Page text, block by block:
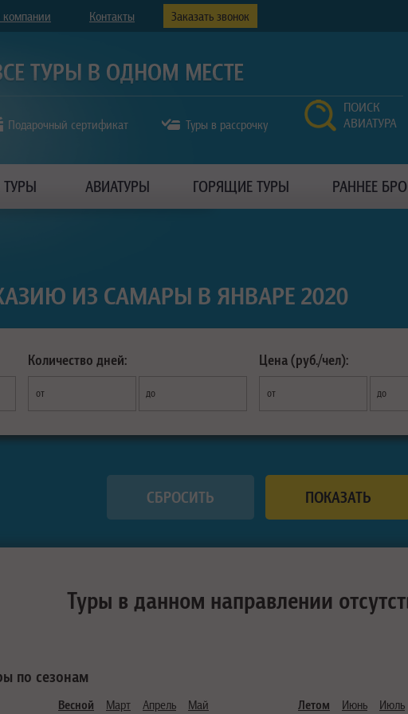
Контакты Заказать звонок
Подарочный сертификат Туры в рассрочку
ПОИСК
АВИАТУРА
ТУРЫ АВИАТУРЫ ГОРЯЩИЕ ТУРЫ РАННЕЕ
ИЗ САМАРЫ В ЯНВАРЕ 2020
Количество дней:
от до
Цена (руб./чел):
от до
Туры в данном направлении
по сезонам
Весной Март Апрель Май Летом Июнь Июль